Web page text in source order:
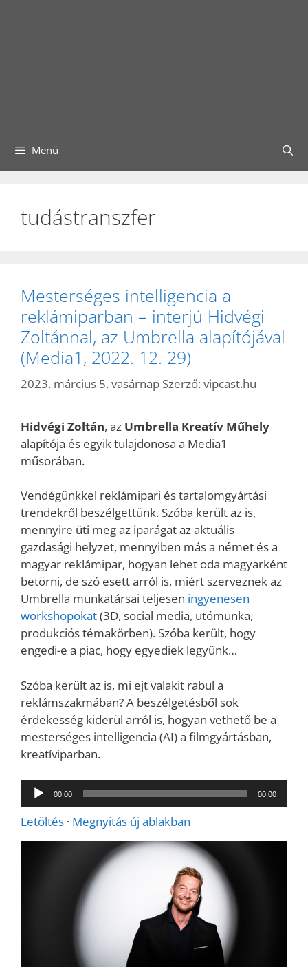
Menü
tudástranszfer
Mesterséges intelligencia a
reklámiparban – interjú Hidvégi
Zoltánnal, az Umbrella alapítójával
(Media1, 2022. 12. 29)
2023. március 5. vasárnap Szerző: vipcast.hu
Hidvégi Zoltán, az Umbrella Kreatív Műhely
alapítója és egyik tulajdonosa a Media1
műsorában.
Vendégünkkel reklámipari és tartalomgyártási
trendekről beszélgettünk. Szóba került az is,
mennyire üti meg az iparágat az aktuális
gazdasági helyzet, mennyiben más a német és a
magyar reklámipar, hogyan lehet oda magyarként
betörni, de szó esett arról is, miért szerveznek az
Umbrella munkatársai teljesen ingyenesen
workshopokat(3D, social media, utómunka,
produkciós témakörben). Szóba került, hogy
engedi-e a piac, hogy egyediek legyünk…
Szóba került az is, mi ejt valakit rabul a
reklámszakmában? A beszélgetésből sok
érdekesség kiderül arról is, hogyan vethető be a
mesterséges intelligencia (AI) a filmgyártásban,
kreatíviparban.
Audió
lejátszó
00:00 00:00
Letöltés · Megnyitás új ablakban